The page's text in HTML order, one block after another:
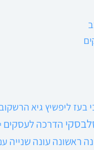
בעז ליפשיץ גיא
הדרכה לעסקים
ראשונהעונה שנייה